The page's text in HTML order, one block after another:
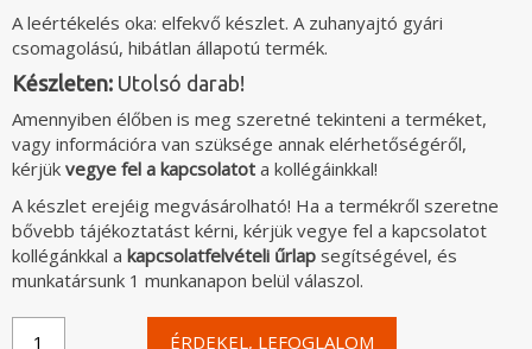
A leértékelés oka: elfekvő készlet. A zuhanyajtó gyári
csomagolású, hibátlan állapotú termék.
Készleten: Utolsó darab!
Amennyiben élőben is meg szeretné tekinteni a terméket,
vagy információra van szüksége annak elérhetőségéről,
kérjük vegye fel a kapcsolatot a kollégáinkkal!
A készlet erejéig megvásárolható! Ha a termékről szeretne
bővebb tájékoztatást kérni, kérjük vegye fel a kapcsolatot
kollégánkkal a kapcsolatfelvételi űrlap segítségével, és
munkatársunk 1 munkanapon belül válaszol.
ÉRDEKEL, LEFOGLALOM